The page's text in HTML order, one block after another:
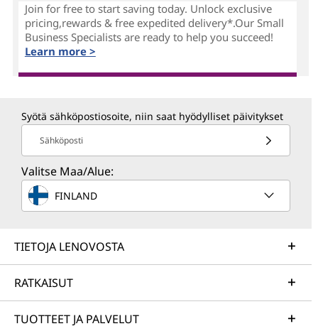
Join for free to start saving today. Unlock exclusive
pricing,rewards & free expedited delivery*.Our Small
Business Specialists are ready to help you succeed!
Learn more >
Syötä sähköpostiosoite, niin saat hyödylliset päivitykset
Sähköposti
Valitse Maa/Alue:
FINLAND
TIETOJA LENOVOSTA
RATKAISUT
TUOTTEET JA PALVELUT